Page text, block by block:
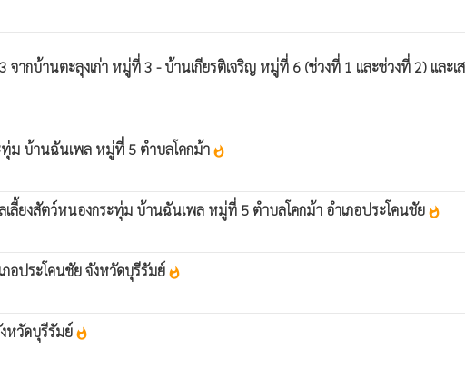
ากบ้านตะลุงเก่า หมู่ที่ 3 - บ้านเกียรติเจริญ หมู่ที่ 6 (ช่วงที่ 1 และช่วงที่ 2) และเ
ทุ่ม บ้านฉันเพล หมู่ที่ 5 ตำบลโคกม้า whatshot
ลี้ยงสัตว์หนองกระทุ่ม บ้านฉันเพล หมู่ที่ 5 ตำบลโคกม้า อำเภอประโคนชัย whatshot
อประโคนชัย จังหวัดบุรีรัมย์ whatshot
หวัดบุรีรัมย์ whatshot